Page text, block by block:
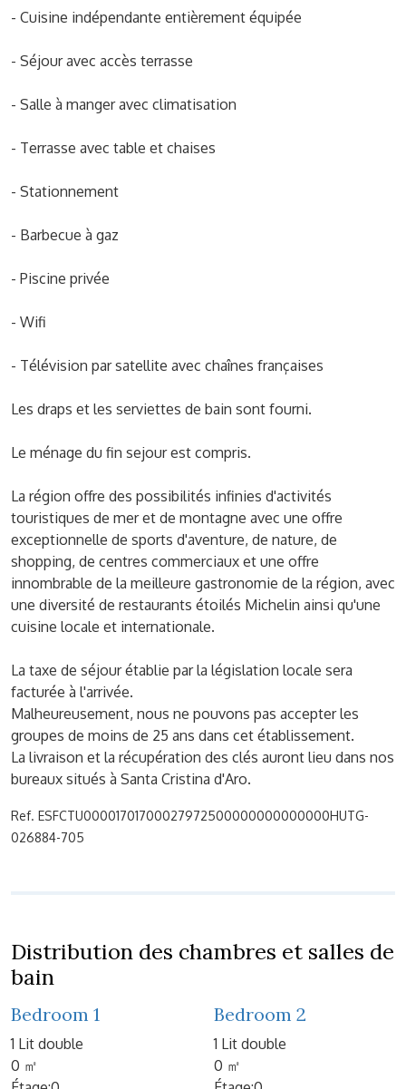
- Cuisine indépendante entièrement équipée
- Séjour avec accès terrasse
- Salle à manger avec climatisation
- Terrasse avec table et chaises
- Stationnement
- Barbecue à gaz
- Piscine privée
- Wifi
- Télévision par satellite avec chaînes françaises
Les draps et les serviettes de bain sont fourni.
Le ménage du fin sejour est compris.
La région offre des possibilités infinies d'activités
touristiques de mer et de montagne avec une offre
exceptionnelle de sports d'aventure, de nature, de
shopping, de centres commerciaux et une offre
innombrable de la meilleure gastronomie de la région, avec
une diversité de restaurants étoilés Michelin ainsi qu'une
cuisine locale et internationale.
La taxe de séjour établie par la législation locale sera
facturée à l'arrivée.
Malheureusement, nous ne pouvons pas accepter les
groupes de moins de 25 ans dans cet établissement.
La livraison et la récupération des clés auront lieu dans nos
bureaux situés à Santa Cristina d'Aro.
Ref. ESFCTU00001701700027972500000000000000HUTG-
026884-705
Distribution des chambres et salles de
bain
Bedroom 1
1 Lit double
0 ㎡
Bedroom 2
1 Lit double
0 ㎡